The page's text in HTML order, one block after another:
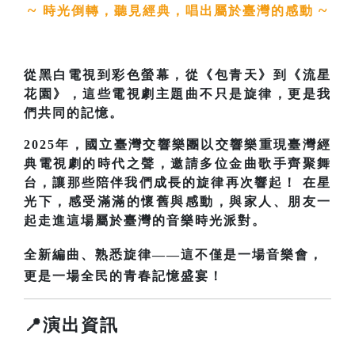
~ 時光倒轉，聽見經典，唱出屬於臺灣的感動 ~
從黑白電視到彩色螢幕，從《包青天》到《流星
花園》，這些電視劇主題曲不只是旋律，更是我
們共同的記憶。
2025年，國立臺灣交響樂團以交響樂重現臺灣經
典電視劇的時代之聲，邀請多位金曲歌手齊聚舞
台，讓那些陪伴我們成長的旋律再次響起！ 在星
光下，感受滿滿的懷舊與感動，與家人、朋友一
起走進這場屬於臺灣的音樂時光派對。
全新編曲、熟悉旋律——這不僅是一場音樂會，
更是一場全民的青春記憶盛宴！
📍演出資訊